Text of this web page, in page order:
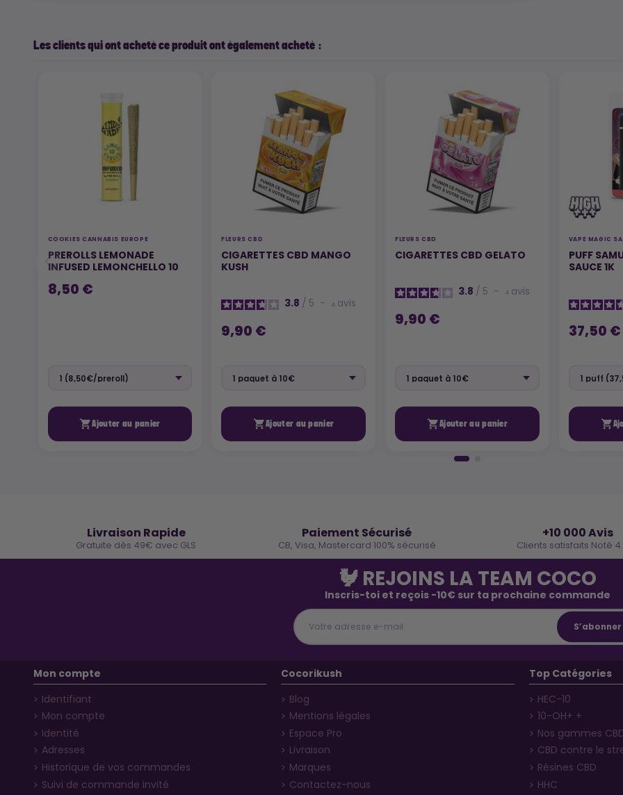
Les clients qui ont acheté ce produit ont également acheté :
COOKIES CANNABIS EUROPE
PREROLLS LEMONADE
INFUSED LEMONCHELLO 10
8,50 €
Ajouter au panier
FLEURS CBD
CIGARETTES CBD MANGO
KUSH
3.8 / 5 - 4 avis
9,90 €
Ajouter au panier
FLEURS CBD
CIGARETTES CBD GELATO
3.8 / 5 - 4 avis
9,90 €
Ajouter au panier
VAPE MAGIC
PUFF
SAUCE 1K
37,50 €

Livraison Rapide
Gratuite dès 49€ avec GLS
Paiement Sécurisé
CB, Visa, Mastercard 100% sécurisé
+10 000 Avis
Clients satisfaits Noté
🐓 REJOINS LA TEAM COCO
Inscris-toi et reçois -10€ sur ta prochaine commande
Mon compte
Identifiant
Mon compte
Identité
Adresses
Historique de vos commandes
Suivi de commande invité
Cocorikush
Blog
Mentions légales
Espace Pro
Livraison
Marques
Contactez-nous
Top Catégories
HEC-10
10-OH+ +
Nos gammes
CBD contre le
Résines CBD
HHC